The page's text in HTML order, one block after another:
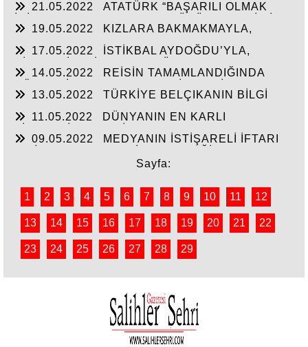
ÇALMAKTIR!!!
21.05.2022
ATATÜRK “BAŞARILI OLMAK
BİRİNE UYGUN OLMALI”
19.05.2022
KIZLARA BAKMAKMAYLA,
TARİH ÖĞRETİLEN GENÇLİK!!!
17.05.2022
İSTİKBAL AYDOĞDU’YLA,
YATIRIMI ALMASINDA!!!
14.05.2022
REİSİN TAMAMLANDIĞINDA
ÇEVİRTECEK ÇEYİZİ
13.05.2022
TÜRKİYE BELÇIKANIN BİLGİ
ÇEVİRMESİNİ ENGELLESİN!!!
11.05.2022
DÜNYANIN EN KARLI
KURTULMANINDA REÇETESİ!
09.05.2022
MEDYANIN İSTİŞARELİ İFTARI
YAKIN İŞSİZE İŞ BAŞARISI!!
Sayfa:
1 2 3 4 5 6 7 8 9 10 11 12
13 14 15 16 17 18 19 20 21 22
23 24 25 26 27 28 29